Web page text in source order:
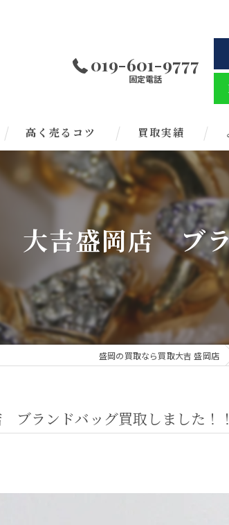
019-601-9777
固定電話
高く売るコツ 買取実績
大吉盛岡店 ブ
盛岡の買取なら買取大吉 盛岡店
ランドバッグ買取しました！！